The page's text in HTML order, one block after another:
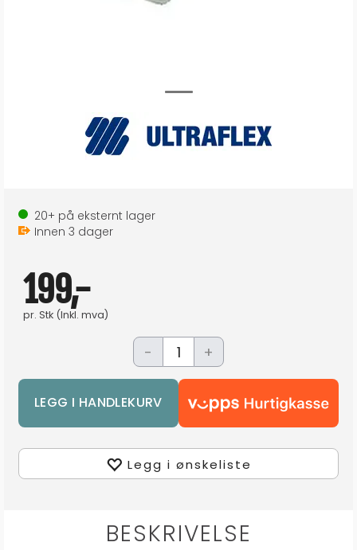
20+ på eksternt lager
Innen 3 dager
199,-
pr. Stk (Inkl. mva)
- +
Legg i ønskeliste
BESKRIVELSE